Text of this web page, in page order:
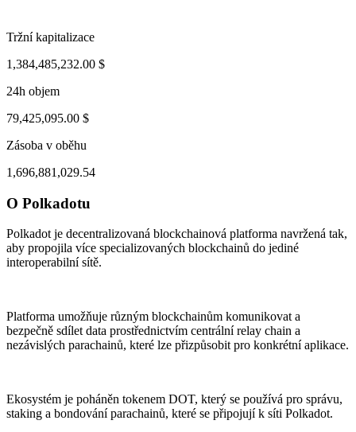
31, 08:15 AM
Tržní kapitalizace
1,384,485,232.00 $
24h objem
79,425,095.00 $
Zásoba v oběhu
1,696,881,029.54
O Polkadotu
Polkadot je decentralizovaná blockchainová platforma navržená tak,
aby propojila více specializovaných blockchainů do jediné
interoperabilní sítě.
Platforma umožňuje různým blockchainům komunikovat a
bezpečně sdílet data prostřednictvím centrální relay chain a
nezávislých parachainů, které lze přizpůsobit pro konkrétní aplikace.
Ekosystém je poháněn tokenem DOT, který se používá pro správu,
staking a bondování parachainů, které se připojují k síti Polkadot.